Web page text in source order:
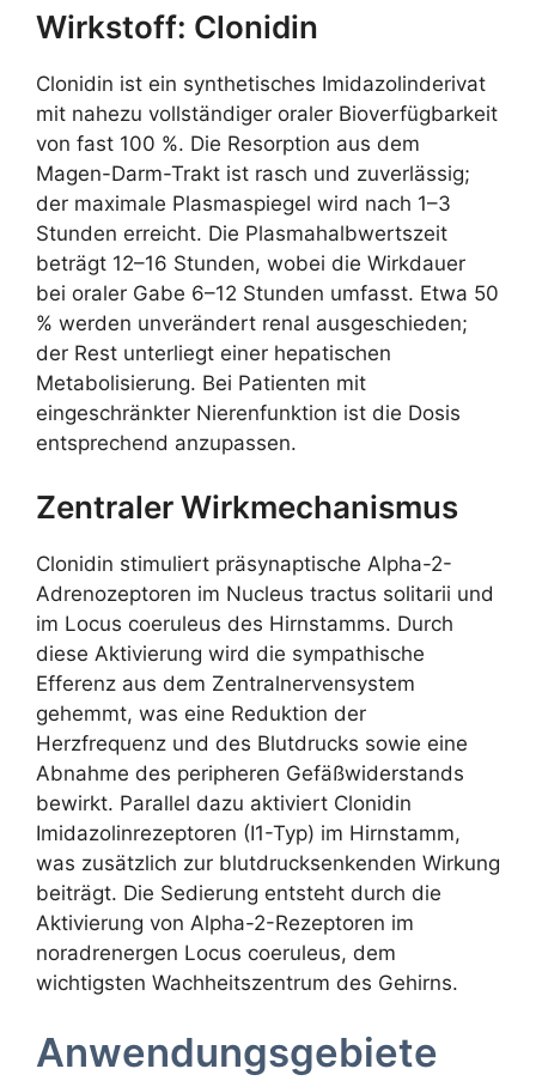
Wirkstoff: Clonidin
Clonidin ist ein synthetisches Imidazolinderivat
mit nahezu vollständiger oraler Bioverfügbarkeit
von fast 100 %. Die Resorption aus dem
Magen-Darm-Trakt ist rasch und zuverlässig;
der maximale Plasmaspiegel wird nach 1–3
Stunden erreicht. Die Plasmahalbwertszeit
beträgt 12–16 Stunden, wobei die Wirkdauer
bei oraler Gabe 6–12 Stunden umfasst. Etwa 50
% werden unverändert renal ausgeschieden;
der Rest unterliegt einer hepatischen
Metabolisierung. Bei Patienten mit
eingeschränkter Nierenfunktion ist die Dosis
entsprechend anzupassen.
Zentraler Wirkmechanismus
Clonidin stimuliert präsynaptische Alpha-2-
Adrenozeptoren im Nucleus tractus solitarii und
im Locus coeruleus des Hirnstamms. Durch
diese Aktivierung wird die sympathische
Efferenz aus dem Zentralnervensystem
gehemmt, was eine Reduktion der
Herzfrequenz und des Blutdrucks sowie eine
Abnahme des peripheren Gefäßwiderstands
bewirkt. Parallel dazu aktiviert Clonidin
Imidazolinrezeptoren (I1-Typ) im Hirnstamm,
was zusätzlich zur blutdrucksenkenden Wirkung
beiträgt. Die Sedierung entsteht durch die
Aktivierung von Alpha-2-Rezeptoren im
noradrenergen Locus coeruleus, dem
wichtigsten Wachheitszentrum des Gehirns.
Anwendungsgebiete